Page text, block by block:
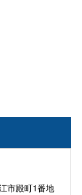
市殿町1番地